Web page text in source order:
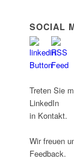
SOCIAL
Treten Sie
LinkedIn
in Kontakt.
Wir freuen
Feedback.